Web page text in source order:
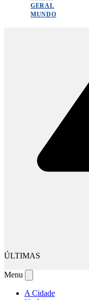
GERAL
MUNDO
ÚLTIMAS
Menu
A Cidade